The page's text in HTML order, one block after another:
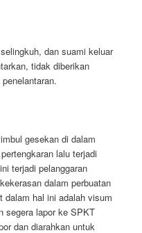
dan suami keluar
tidak diberikan
gesekan di dalam
lalu terjadi
terjadi pelanggaran
dalam perbuatan
dalam hal ini adalah visum
segera lapor ke SPKT
dan diarahkan untuk